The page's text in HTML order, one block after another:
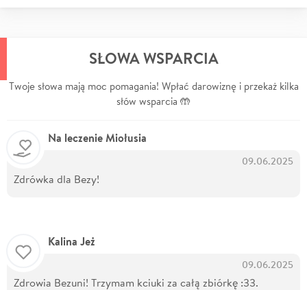
SŁOWA WSPARCIA
Twoje słowa mają moc pomagania! Wpłać darowiznę i przekaż kilka
słów wsparcia 🤲
Na leczenie Miołusia
09.06.2025
Zdrówka dla Bezy!
Kalina Jeż
09.06.2025
Zdrowia Bezuni! Trzymam kciuki za całą zbiórkę :33.